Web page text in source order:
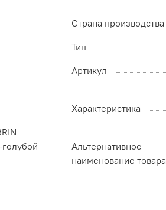
Страна производства
Тип
Артикул
Характеристика
голубой
Альтернативное
наименование товара